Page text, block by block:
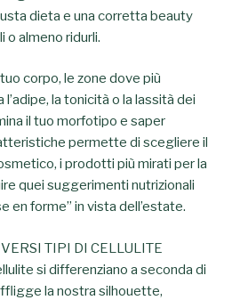
dieta e una corretta beauty
o almeno ridurli.
corpo, le zone dove più
la tonicità o la lassità dei
il tuo morfotipo e saper
permette di scegliere il
i prodotti più mirati per la
quei suggerimenti nutrizionali
en forme” in vista dell’estate.
TIPI DI CELLULITE
si differenziano a seconda di
la nostra silhouette,